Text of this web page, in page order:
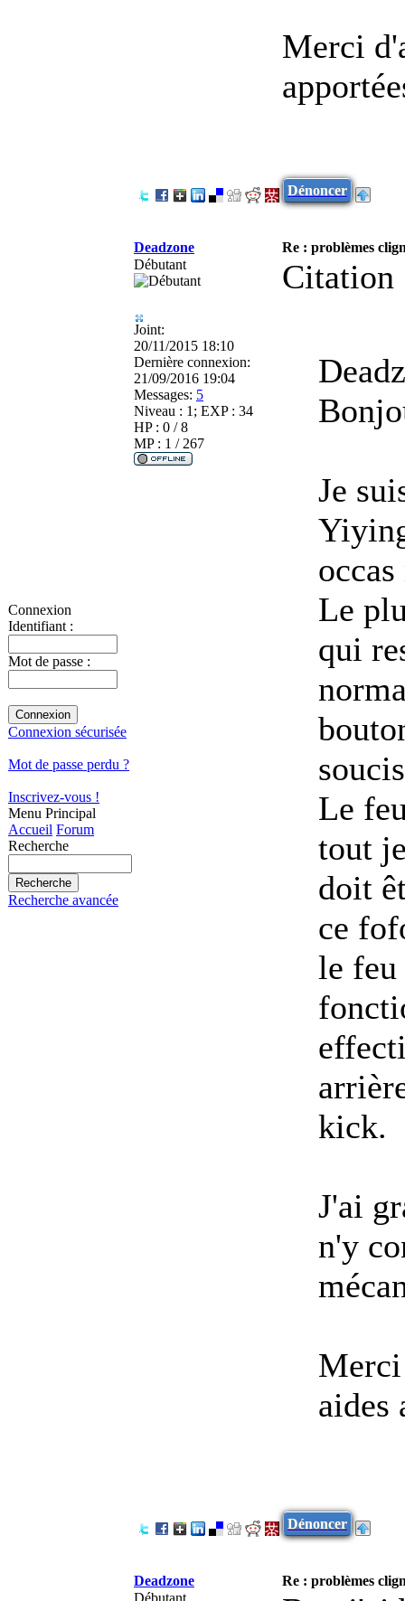
Connexion
Identifiant :
Mot de passe :
Connexion sécurisée
Mot de passe perdu ?
Inscrivez-vous !
Menu Principal
Accueil Forum
Recherche
Recherche avancée
Merci
Dénoncer
Deadzone
Re : problèmes
Débutant
Joint:
20/11/2015 18:10
Dernière connexion:
21/09/2016 19:04
Messages: 5
Niveau : 1; EXP : 34
HP : 0 / 8
MP : 1 / 267
Citation
Je
Le
qui
Le
tout
doit
ce
le feu
kick.
J'ai
n'y
Merci
aides
Dénoncer
Deadzone
Re : problèmes
Débutant